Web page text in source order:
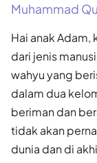
Muhammad
Hai anak
dari jenis
wahyu yang
dalam dua
beriman dan
tidak akan
dunia dan di